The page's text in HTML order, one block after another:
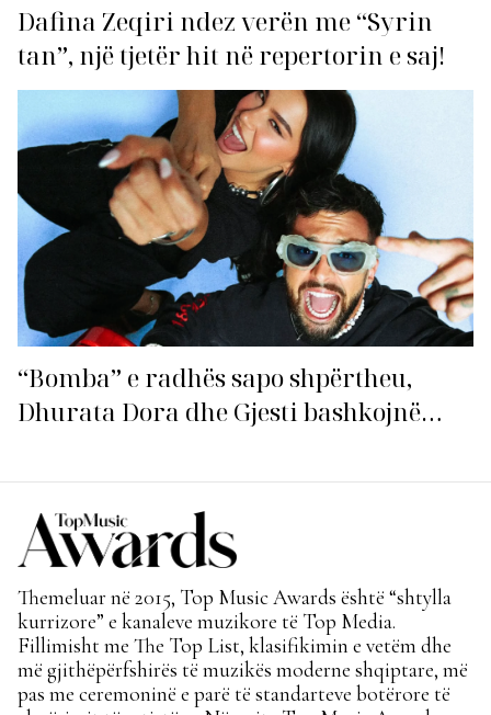
Dafina Zeqiri ndez verën me “Syrin
tan”, një tjetër hit në repertorin e saj!
“Bomba” e radhës sapo shpërtheu,
Dhurata Dora dhe Gjesti bashkojnë
Themeluar në 2015, Top Music Awards është “shtylla
kurrizore” e kanaleve muzikore të Top Media.
Fillimisht me The Top List, klasifikimin e vetëm dhe
më gjithëpërfshirës të muzikës moderne shqiptare, më
pas me ceremoninë e parë të standarteve botërore të